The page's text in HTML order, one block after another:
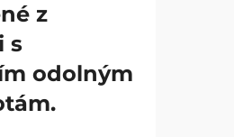
z
s
odolným